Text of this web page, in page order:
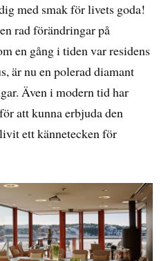
med smak för livets goda!
rad förändringar på
en gång i tiden var residens
är nu en polerad diamant
Även i modern tid har
att kunna erbjuda den
ett kännetecken för